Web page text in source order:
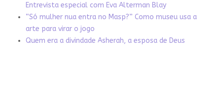
Entrevista especial com Eva Alterman Blay
“Só mulher nua entra no Masp?” Como museu usa a
arte para virar o jogo
Quem era a divindade Asherah, a esposa de Deus